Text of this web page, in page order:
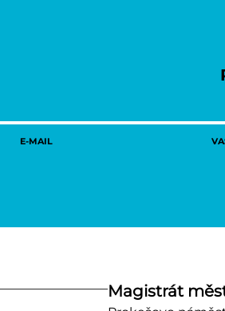
E-MAIL
Magistrát